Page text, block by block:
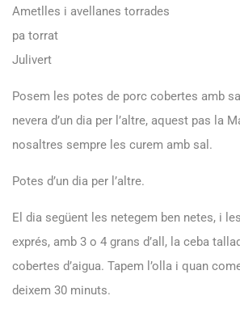
Ametlles i avellanes torrades
pa torrat
Julivert
Posem les potes de porc cobertes amb
nevera d’un dia per l’altre, aquest pas la
nosaltres sempre les curem amb sal.
Potes d’un dia per l’altre.
El dia següent les netegem ben netes, i
exprés, amb 3 o 4 grans d’all, la ceba
cobertes d’aigua. Tapem l’olla i quan
deixem 30 minuts.